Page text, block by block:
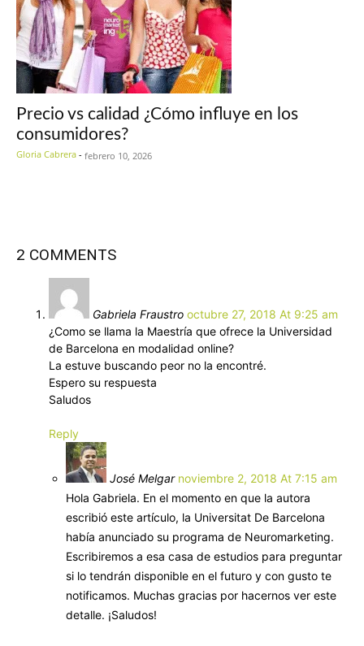
Precio vs calidad ¿Cómo influye en los
consumidores?
Gloria Cabrera - febrero 10, 2026
2 COMMENTS
Gabriela Fraustro octubre 27, 2018 At 9:25 am
¿Como se llama la Maestría que ofrece la Universidad
de Barcelona en modalidad online?
La estuve buscando peor no la encontré.
Espero su respuesta
Saludos
Reply
José Melgar noviembre 2, 2018 At 7:15 am
Hola Gabriela. En el momento en que la autora
escribió este artículo, la Universitat De Barcelona
había anunciado su programa de Neuromarketing.
Escribiremos a esa casa de estudios para preguntar
si lo tendrán disponible en el futuro y con gusto te
notificamos. Muchas gracias por hacernos ver este
detalle. ¡Saludos!